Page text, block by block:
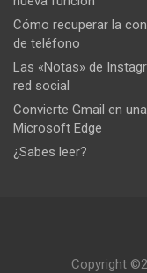
Cómo recuperar la
de teléfono
Las «Notas» de
red social
Convierte Gmail en
Microsoft Edge
¿Sabes leer?
Copyright